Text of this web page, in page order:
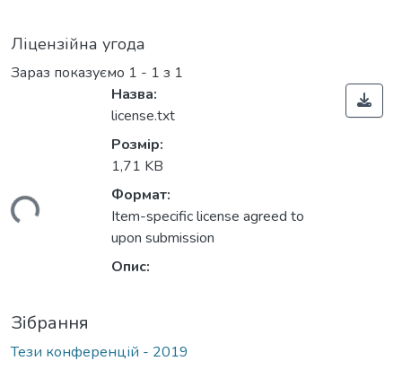
Ліцензійна угода
Зараз показуємо 1 - 1 з 1
Назва:
license.txt
Розмір:
1,71 KB
Формат:
Item-specific license agreed to
upon submission
Опис:
Зібрання
Тези конференцій - 2019